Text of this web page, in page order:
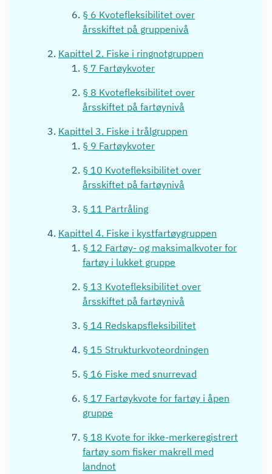
§ 6 Kvotefleksibilitet over
årsskiftet på gruppenivå
Kapittel 2. Fiske i ringnotgruppen
§ 7 Fartøykvoter
§ 8 Kvotefleksibilitet over
årsskiftet på fartøynivå
Kapittel 3. Fiske i trålgruppen
§ 9 Fartøykvoter
§ 10 Kvotefleksibilitet over
årsskiftet på fartøynivå
§ 11 Partråling
Kapittel 4. Fiske i kystfartøygruppen
§ 12 Fartøy- og maksimalkvoter for
fartøy i lukket gruppe
§ 13 Kvotefleksibilitet over
årsskiftet på fartøynivå
§ 14 Redskapsfleksibilitet
§ 15 Strukturkvoteordningen
§ 16 Fiske med snurrevad
§ 17 Fartøykvote for fartøy i åpen
gruppe
§ 18 Kvote for ikke-merkeregistrert
fartøy som fisker makrell med
landnot